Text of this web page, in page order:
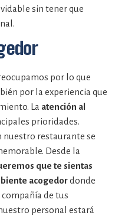
sin tener que
por lo que
por la experiencia que
La atención al
prioridades.
nuestro restaurante se
Desde la
que te sientas
acogedordonde
de tus
personal estará